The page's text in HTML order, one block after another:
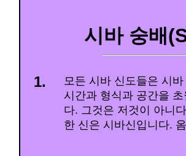
시바 숭배
1.
모든 시바 신도들은 시
시간과 형식과 공간을
다. 그것은 저것이 아니
한 신은 시바신입니다.